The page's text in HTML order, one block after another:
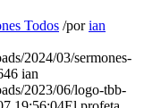
Todos /porian
2024/03/sermones-
ian
2023/06/logo-tbb-